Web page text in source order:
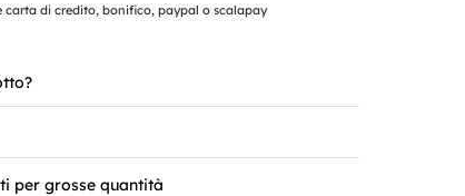
carta di credito, bonifico, paypal o scalapay
per grosse quantità